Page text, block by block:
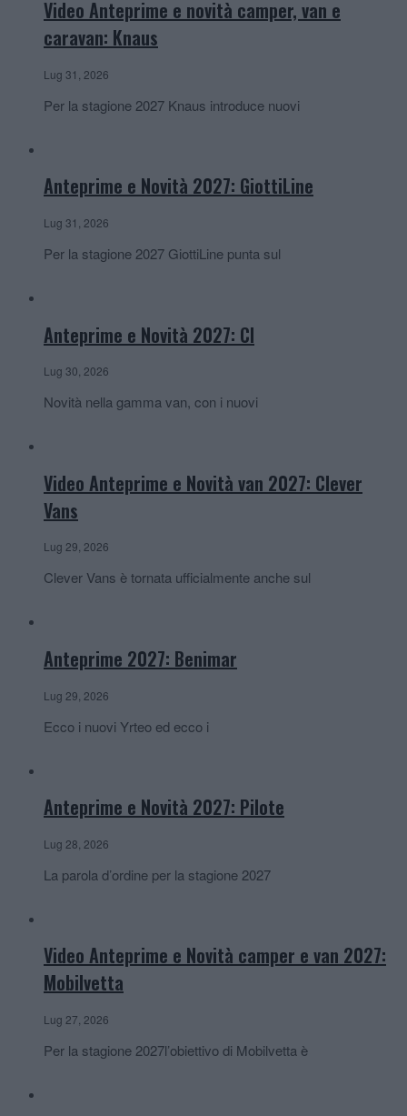
Video Anteprime e novità camper, van e
caravan: Knaus
Lug 31, 2026
Per la stagione 2027 Knaus introduce nuovi
Anteprime e Novità 2027: GiottiLine
Lug 31, 2026
Per la stagione 2027 GiottiLine punta sul
Anteprime e Novità 2027: CI
Lug 30, 2026
Novità nella gamma van, con i nuovi
Video Anteprime e Novità van 2027: Clever
Vans
Lug 29, 2026
Clever Vans è tornata ufficialmente anche sul
Anteprime 2027: Benimar
Lug 29, 2026
Ecco i nuovi Yrteo ed ecco i
Anteprime e Novità 2027: Pilote
Lug 28, 2026
La parola d’ordine per la stagione 2027
Video Anteprime e Novità camper e van 2027:
Mobilvetta
Lug 27, 2026
Per la stagione 2027l’obiettivo di Mobilvetta è